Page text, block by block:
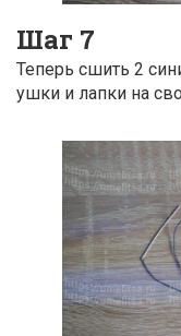
Шаг 7
Теперь сшить 2
ушки и лапки на